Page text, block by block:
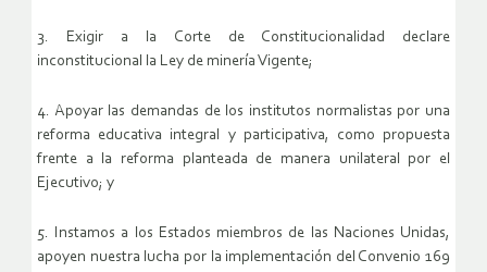
3. Exigir a la Corte de Constitucionalidad declare
inconstitucional la Ley de minería Vigente;
4. Apoyar las demandas de los institutos normalistas por una
reforma educativa integral y participativa, como propuesta
frente a la reforma planteada de manera unilateral por el
Ejecutivo; y
5. Instamos a los Estados miembros de las Naciones Unidas,
apoyen nuestra lucha por la implementación del Convenio 169